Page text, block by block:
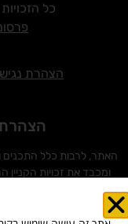
כל הזכויות
הצהרת
הצהרת
האתר, לרבות כלל התכנים
ומכבד את זכויות הקניין
עלה לאתר תוכן (לרבות
יוצרים. מובהר ומוסכם כי